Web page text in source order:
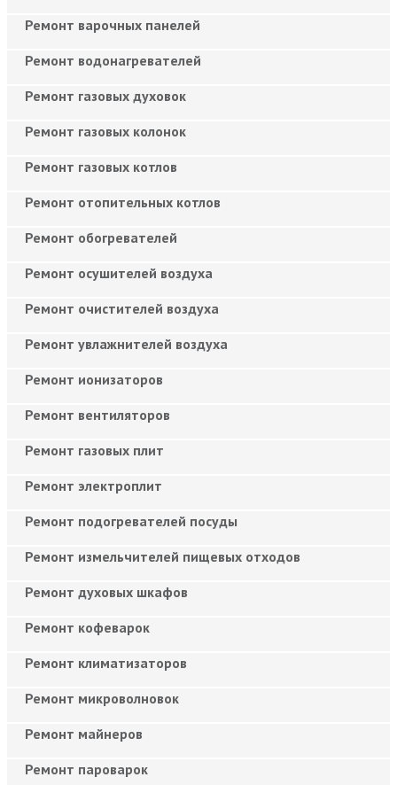
Ремонт варочных панелей
Ремонт водонагревателей
Ремонт газовых духовок
Ремонт газовых колонок
Ремонт газовых котлов
Ремонт отопительных котлов
Ремонт обогревателей
Ремонт осушителей воздуха
Ремонт очистителей воздуха
Ремонт увлажнителей воздуха
Ремонт ионизаторов
Ремонт вентиляторов
Ремонт газовых плит
Ремонт электроплит
Ремонт подогревателей посуды
Ремонт измельчителей пищевых отходов
Ремонт духовых шкафов
Ремонт кофеварок
Ремонт климатизаторов
Ремонт микроволновок
Ремонт майнеров
Ремонт пароварок